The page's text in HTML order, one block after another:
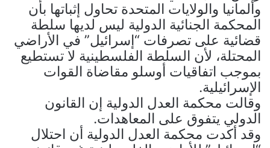
وألمانيا والولايات المتحدة تحاول إثباتها بأن
المحكمة الجنائية الدولية ليس لديها سلطة
قضائية على تصرفات “إسرائيل” في الأراضي
المحتلة، لأن السلطة الفلسطينية لا تستطيع
بموجب اتفاقيات أوسلو مقاضاة القوات
الإسرائيلية.
وقالت محكمة العدل الدولية إن القانون
الدولي يتفوق على المعاهدات.
وقد أكدت محكمة العدل الدولية أن احتلال